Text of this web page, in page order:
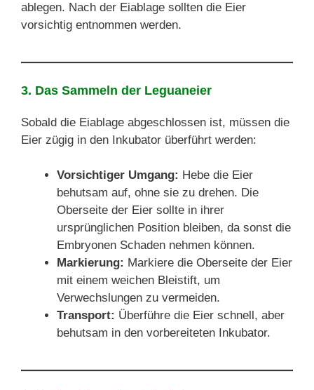
ablegen. Nach der Eiablage sollten die Eier
vorsichtig entnommen werden.
3. Das Sammeln der Leguaneier
Sobald die Eiablage abgeschlossen ist, müssen die
Eier zügig in den Inkubator überführt werden:
Vorsichtiger Umgang: Hebe die Eier
behutsam auf, ohne sie zu drehen. Die
Oberseite der Eier sollte in ihrer
ursprünglichen Position bleiben, da sonst die
Embryonen Schaden nehmen können.
Markierung: Markiere die Oberseite der Eier
mit einem weichen Bleistift, um
Verwechslungen zu vermeiden.
Transport: Überführe die Eier schnell, aber
behutsam in den vorbereiteten Inkubator.